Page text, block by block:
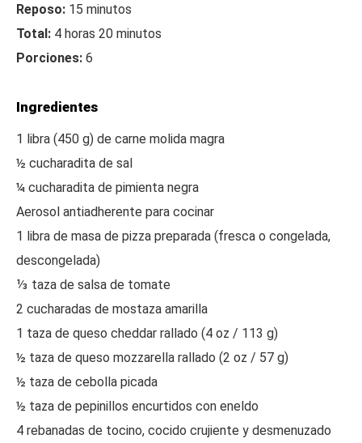
Reposo: 15 minutos
Total: 4 horas 20 minutos
Porciones: 6
Ingredientes
1 libra (450 g) de carne molida magra
½ cucharadita de sal
¼ cucharadita de pimienta negra
Aerosol antiadherente para cocinar
1 libra de masa de pizza preparada (fresca o congelada,
descongelada)
⅓ taza de salsa de tomate
2 cucharadas de mostaza amarilla
1 taza de queso cheddar rallado (4 oz / 113 g)
½ taza de queso mozzarella rallado (2 oz / 57 g)
½ taza de cebolla picada
½ taza de pepinillos encurtidos con eneldo
4 rebanadas de tocino, cocido crujiente y desmenuzado